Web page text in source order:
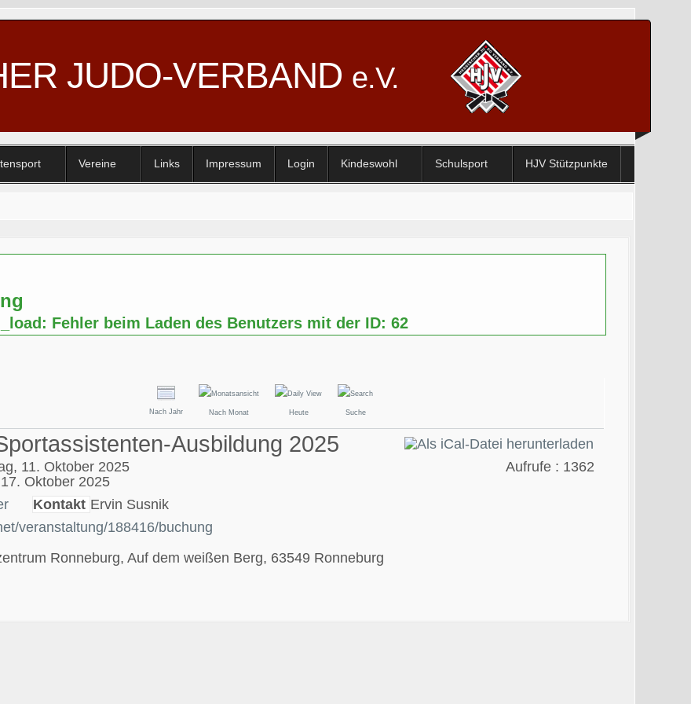
JUDO-VERBAND e.V.
Vereine Links Impressum Login Kindeswohl Schulsport HJV Stützpunkte
Fehler beim Laden des Benutzers mit der ID: 62
Nach Jahr Nach Monat Heute Suche
Ausbildung 2025
11. Oktober 2025
Oktober 2025
Aufrufe : 1362
Kontakt Ervin Susnik
veranstaltung/188416/buchung
Ronneburg, Auf dem weißen Berg, 63549 Ronneburg